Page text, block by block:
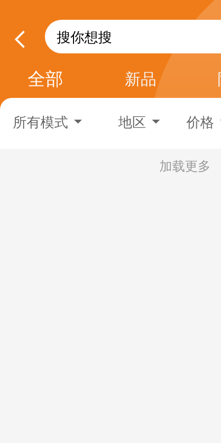
全部 新品
所有模式 地区 价格
加载更多